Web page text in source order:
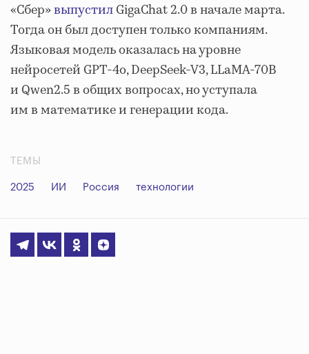
«Сбер»выпустилGigaChat 2.0 в начале марта.
Тогда он был доступен только компаниям.
Языковая модель оказалась на уровне
нейросетей GPT-4o, DeepSeek-V3, LLaMA-70B
и Qwen2.5 в общих вопросах, но уступала
им в математике и генерации кода.
ТЕМЫ
2025 ИИ Россия технологии